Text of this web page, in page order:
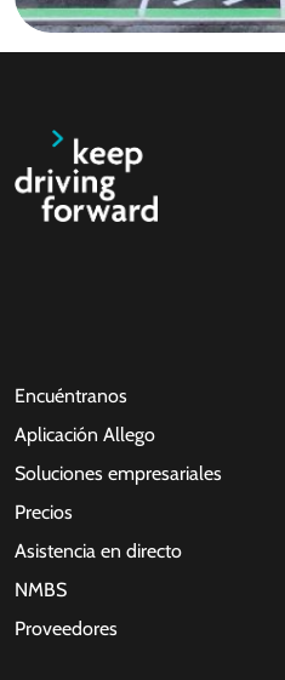
Encuéntranos
Aplicación Allego
Soluciones empresariales
Precios
Asistencia en directo
NMBS
Proveedores